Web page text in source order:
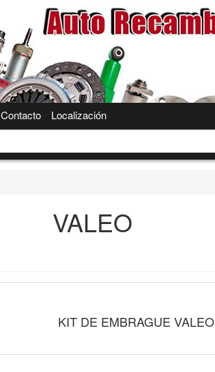
Contacto Localización
VALEO
KIT DE EMBRAGUE VALEO